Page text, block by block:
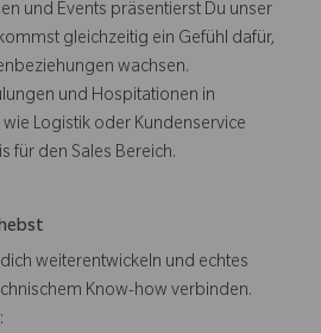
und Events präsentierst Du unser
gleichzeitig ein Gefühl dafür,
wachsen.
und Hospitationen in
Logistik oder Kundenservice
für den Sales Bereich.
weiterentwickeln und echtes
Know-how verbinden.